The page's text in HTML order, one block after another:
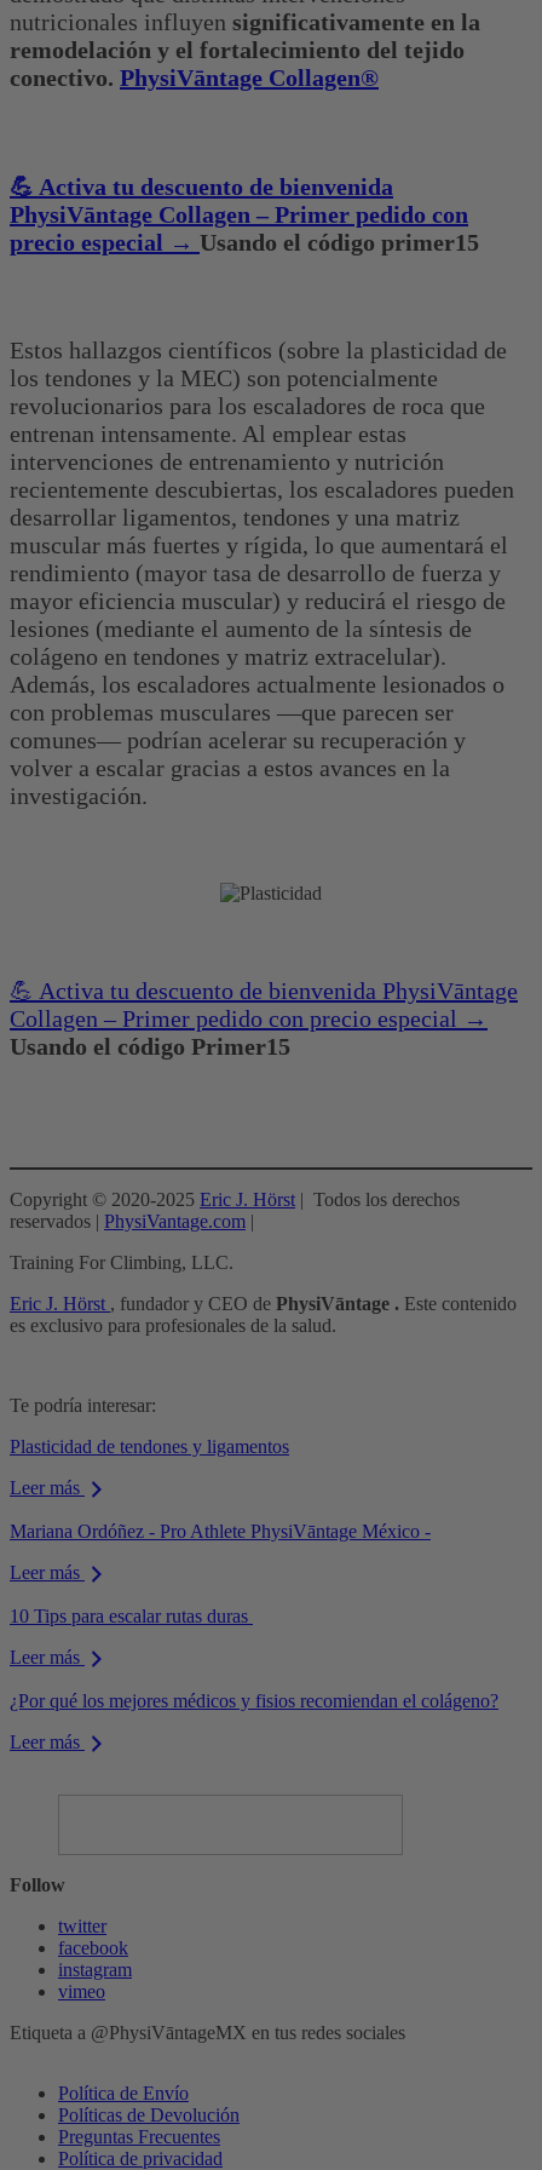
nutricionales influyen significativamente en la
remodelación y el fortalecimiento del tejido
conectivo. PhysiVāntage Collagen®
💪 Activa tu descuento de bienvenida
PhysiVāntage Collagen – Primer pedido con
precio especial → Usando el código primer15
Estos hallazgos científicos (sobre la plasticidad de
los tendones y la MEC) son potencialmente
revolucionarios para los escaladores de roca que
entrenan intensamente. Al emplear estas
intervenciones de entrenamiento y nutrición
recientemente descubiertas, los escaladores pueden
desarrollar ligamentos, tendones y una matriz
muscular más fuertes y rígida, lo que aumentará el
rendimiento (mayor tasa de desarrollo de fuerza y ​​
mayor eficiencia muscular) y reducirá el riesgo de
lesiones (mediante el aumento de la síntesis de
colágeno en tendones y matriz extracelular).
Además, los escaladores actualmente lesionados o
con problemas musculares —que parecen ser
comunes— podrían acelerar su recuperación y
volver a escalar gracias a estos avances en la
investigación.
💪 Activa tu descuento de bienvenida PhysiVāntage
Collagen – Primer pedido con precio especial →
Usando el código Primer15
Copyright © 2020-2025 Eric J. Hörst | Todos los derechos
reservados | PhysiVantage.com |
Training For Climbing, LLC.
Eric J. Hörst , fundador y CEO de PhysiVāntage . Este contenido
es exclusivo para profesionales de la salud.
Te podría interesar:
Plasticidad de tendones y ligamentos
Leer más
Mariana Ordóñez - Pro Athlete PhysiVāntage México -
Leer más
10 Tips para escalar rutas duras
Leer más
¿Por qué los mejores médicos y fisios recomiendan el colágeno?
Leer más
Follow
twitter
facebook
instagram
vimeo
Etiqueta a @PhysiVāntageMX en tus redes sociales
Política de Envío
Políticas de Devolución
Preguntas Frecuentes
Política de privacidad